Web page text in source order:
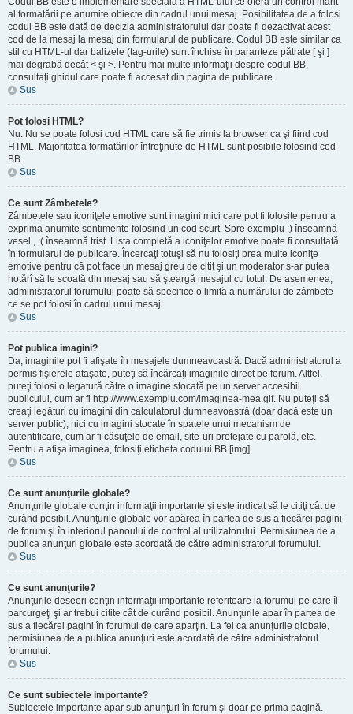
al formatării pe anumite obiecte din cadrul unui mesaj. Posibilitatea de a folosi
codul BB este dată de decizia administratorului dar poate fi dezactivat acest
cod de la mesaj la mesaj din formularul de publicare. Codul BB este similar ca
stil cu HTML-ul dar balizele (tag-urile) sunt închise în paranteze pătrate [ şi ]
mai degrabă decât < şi >. Pentru mai multe informaţii despre codul BB,
consultaţi ghidul care poate fi accesat din pagina de publicare.
Sus
Pot folosi HTML?
Nu. Nu se poate folosi cod HTML care să fie trimis la browser ca şi fiind cod
HTML. Majoritatea formatărilor întreţinute de HTML sunt posibile folosind cod
BB.
Sus
Ce sunt Zâmbetele?
Zâmbetele sau iconiţele emotive sunt imagini mici care pot fi folosite pentru a
exprima anumite sentimente folosind un cod scurt. Spre exemplu :) înseamnă
vesel , :( înseamnă trist. Lista completă a iconiţelor emotive poate fi consultată
în formularul de publicare. Încercaţi totuşi să nu folosiţi prea multe iconiţe
emotive pentru că pot face un mesaj greu de citit şi un moderator s-ar putea
hotărî să le scoată din mesaj sau să şteargă mesajul cu totul. De asemenea,
administratorul forumului poate să specifice o limită a numărului de zâmbete
ce se pot folosi în cadrul unui mesaj.
Sus
Pot publica imagini?
Da, imaginile pot fi afişate în mesajele dumneavoastră. Dacă administratorul a
permis fişierele ataşate, puteţi să încărcaţi imaginile direct pe forum. Altfel,
puteţi folosi o legatură către o imagine stocată pe un server accesibil
publicului, cum ar fi http://www.exemplu.com/imaginea-mea.gif. Nu puteţi să
creaţi legături cu imagini din calculatorul dumneavoastră (doar dacă este un
server public), nici cu imagini stocate în spatele unui mecanism de
autentificare, cum ar fi căsuţele de email, site-uri protejate cu parolă, etc.
Pentru a afişa imaginea, folosiţi eticheta codului BB [img].
Sus
Ce sunt anunţurile globale?
Anunţurile globale conţin informaţii importante şi este indicat să le citiţi cât de
curând posibil. Anunţurile globale vor apărea în partea de sus a fiecărei pagini
de forum şi în interiorul panoului de control al utilizatorului. Permisiunea de a
publica anunţuri globale este acordată de către administratorul forumului.
Sus
Ce sunt anunţurile?
Anunţurile deseori conţin informaţii importante referitoare la forumul pe care îl
parcurgeţi şi ar trebui citite cât de curând posibil. Anunţurile apar în partea de
sus a fiecărei pagini în forumul de care aparţin. La fel ca anunţurile globale,
permisiunea de a publica anunţuri este acordată de către administratorul
forumului.
Sus
Ce sunt subiectele importante?
Subiectele importante apar sub anunţuri în forum şi doar pe prima pagină.